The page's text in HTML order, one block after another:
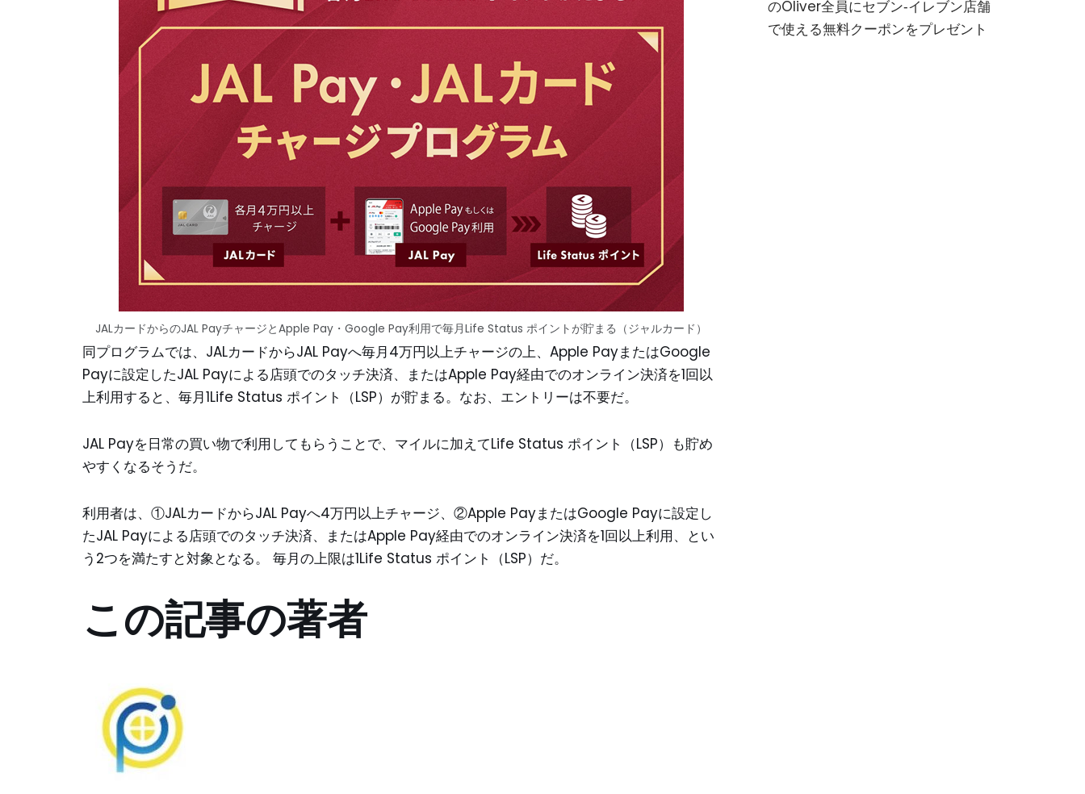
JALカードからのJAL PayチャージとApple Pay・Google Pay利用で毎月Life Status ポイントが貯まる（ジャルカード）
同プログラムでは、JALカードからJAL Payへ毎月4万円以上チャージの上、Apple PayまたはGoogle
Payに設定したJAL Payによる店頭でのタッチ決済、またはApple Pay経由でのオンライン決済を1回以
上利用すると、毎月1Life Status ポイント（LSP）が貯まる。なお、エントリーは不要だ。
JAL Payを日常の買い物で利用してもらうことで、マイルに加えてLife Status ポイント（LSP）も貯め
やすくなるそうだ。
利用者は、①JALカードからJAL Payへ4万円以上チャージ、②Apple PayまたはGoogle Payに設定し
たJAL Payによる店頭でのタッチ決済、またはApple Pay経由でのオンライン決済を1回以上利用、とい
う2つを満たすと対象となる。 毎月の上限は1Life Status ポイント（LSP）だ。
この記事の著者
のOliver全員にセブン‐イレブン店舗
で使える無料クーポンをプレゼント